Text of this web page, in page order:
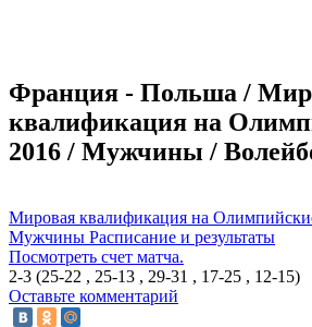
Франция - Польша /
квалификация на
2016 / Мужчины /
Мировая квалификация на
Мужчины Расписание и результаты
Посмотреть счет матча.
2-3 (25-22 , 25-13 , 29-31 , 17-25 , 12-15)
Оставьте комментарий